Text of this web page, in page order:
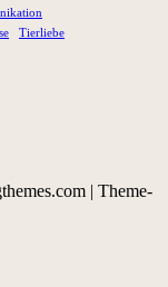
Tierliebe
| Theme-